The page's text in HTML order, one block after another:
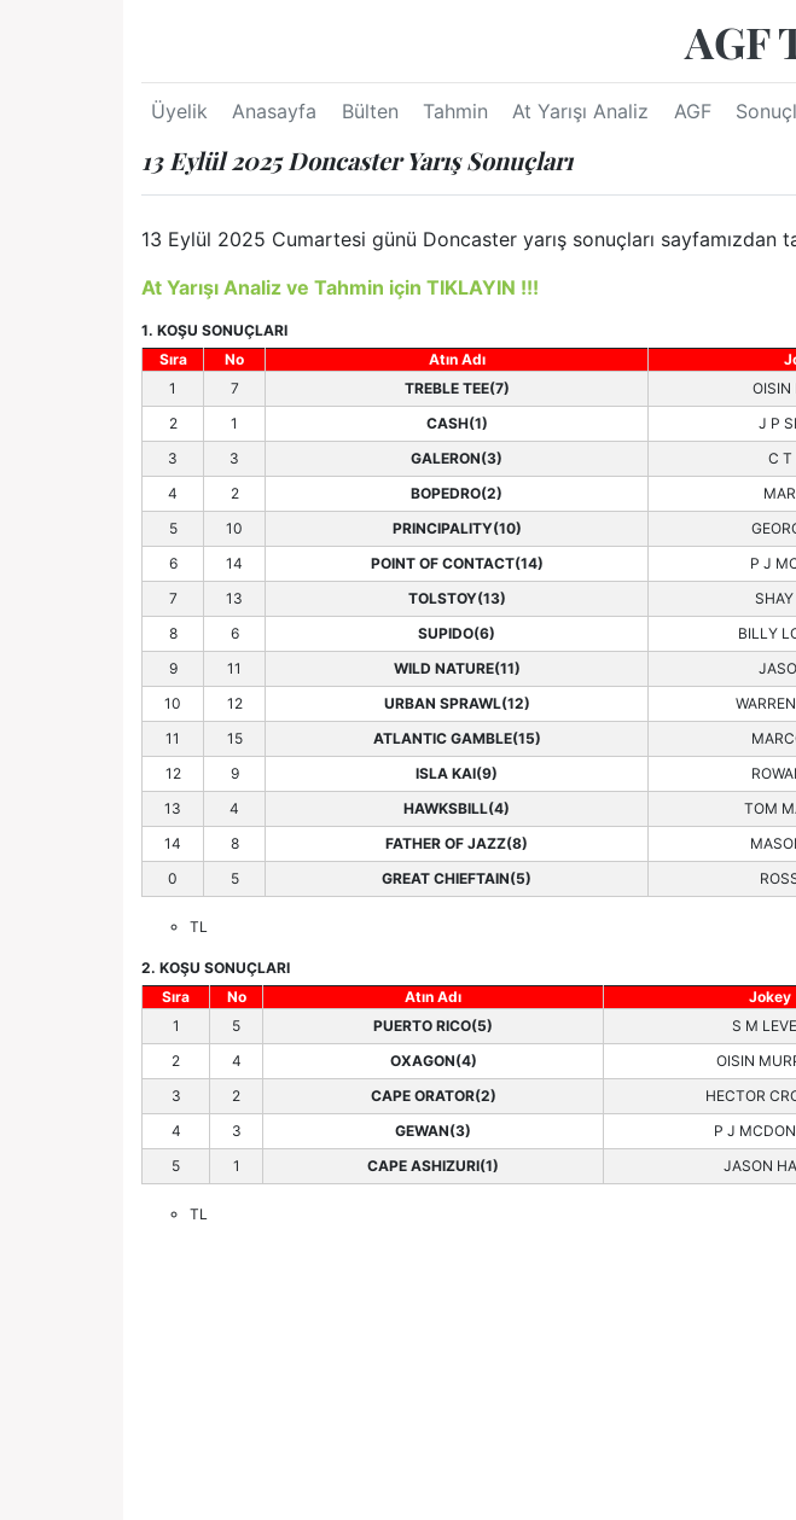
AGF
Üyelik Anasayfa Bülten Tahmin At Yarışı Analiz AGF
13 Eylül 2025 Doncaster Yarış Sonuçları
13 Eylül 2025 Cumartesi günü Doncaster yarış sonuçları
At Yarışı Analiz ve Tahmin için TIKLAYIN !!!
1. KOŞU SONUÇLARI
Sıra
No Atın Adı
1
7 TREBLE TEE(7) OISIN
2
1 CASH(1) J P
3
3 GALERON(3) C T
4
2 BOPEDRO(2)
5
10 PRINCIPALITY(10)
6
14 POINT OF CONTACT(14) P J
7
13 TOLSTOY(13) SHAY
8
6 SUPIDO(6) BILLY
9
11 WILD NATURE(11)
10
12 URBAN SPRAWL(12)
11
15 ATLANTIC GAMBLE(15)
12
9 ISLA KAI(9)
13
4 HAWKSBILL(4) TOM
14
8 FATHER OF JAZZ(8)
0
5 GREAT CHIEFTAIN(5)
TL
2. KOŞU SONUÇLARI
Sıra
No Atın Adı Jokey
1
5 PUERTO RICO(5) S M
2
4 OXAGON(4) OISIN
3
2 CAPE ORATOR(2) HECTOR
4
3 GEWAN(3) P J
5
1 CAPE ASHIZURI(1) JASON
TL